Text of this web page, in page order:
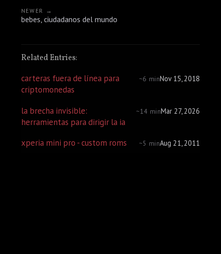
NEWER →
bebes, ciudadanos del mundo
Related Entries:
carteras fuera de línea para
criptomonedas
~6 minNov 15, 2018
la brecha invisible:
herramientas para dirigir la ia
~14 minMar 27, 2026
xperia mini pro - custom roms ~5 minAug 21, 2011